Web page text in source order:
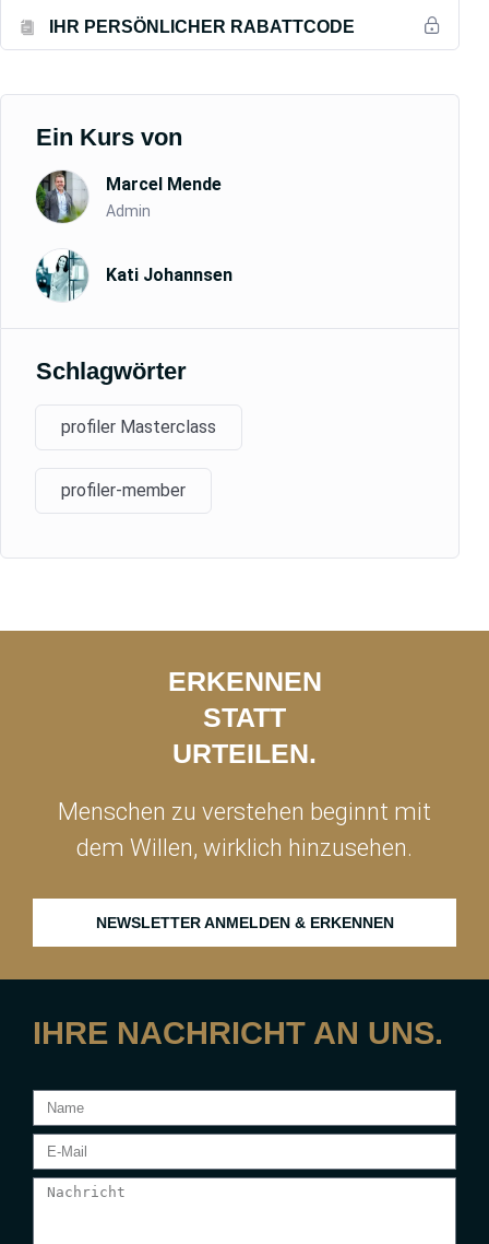
IHR PERSÖNLICHER RABATTCODE
Ein Kurs von
Marcel Mende
Admin
Kati Johannsen
Schlagwörter
profiler Masterclass
profiler-member
IHRE NACHRICHT AN UNS.
ERKENNEN
STATT
URTEILEN.
Menschen zu verstehen beginnt mit
dem Willen, wirklich hinzusehen.
NEWSLETTER ANMELDEN & ERKENNEN